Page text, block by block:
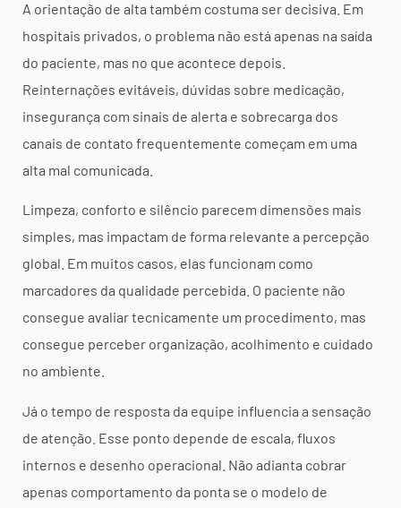
A orientação de alta também costuma ser decisiva. Em
hospitais privados, o problema não está apenas na saída
do paciente, mas no que acontece depois.
Reinternações evitáveis, dúvidas sobre medicação,
insegurança com sinais de alerta e sobrecarga dos
canais de contato frequentemente começam em uma
alta mal comunicada.
Limpeza, conforto e silêncio parecem dimensões mais
simples, mas impactam de forma relevante a percepção
global. Em muitos casos, elas funcionam como
marcadores da qualidade percebida. O paciente não
consegue avaliar tecnicamente um procedimento, mas
consegue perceber organização, acolhimento e cuidado
no ambiente.
Já o tempo de resposta da equipe influencia a sensação
de atenção. Esse ponto depende de escala, fluxos
internos e desenho operacional. Não adianta cobrar
apenas comportamento da ponta se o modelo de